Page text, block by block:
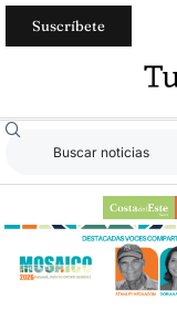
Suscríbete